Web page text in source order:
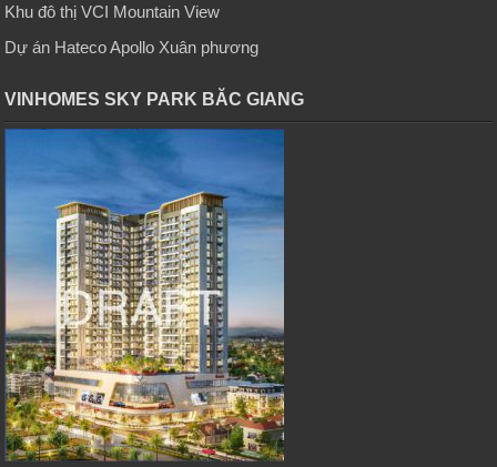
Khu đô thị VCI Mountain View
Dự án Hateco Apollo Xuân phương
VINHOMES SKY PARK BĂC GIANG